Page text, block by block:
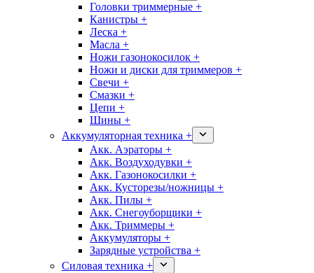
Головки триммерные +
Канистры +
Леска +
Масла +
Ножи газонокосилок +
Ножи и диски для триммеров +
Свечи +
Смазки +
Цепи +
Шины +
Аккумуляторная техника +
Акк. Аэраторы +
Акк. Воздуходувки +
Акк. Газонокосилки +
Акк. Кусторезы/ножницы +
Акк. Пилы +
Акк. Снегоуборщики +
Акк. Триммеры +
Аккумуляторы +
Зарядные устройства +
Силовая техника +